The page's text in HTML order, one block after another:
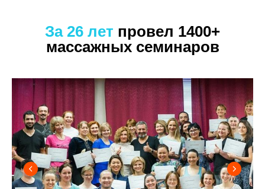
За 26 лет провел 1400+
массажных семинаров